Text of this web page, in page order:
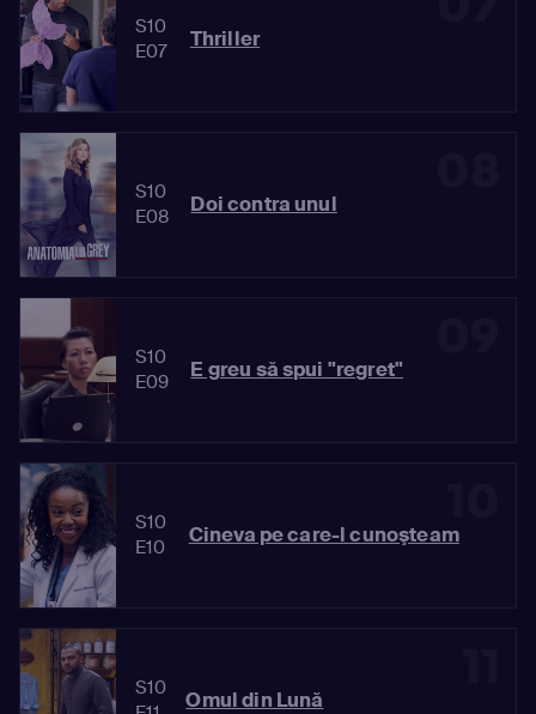
S10
E07
Thriller
S10
E08
Doi contra unul
S10
E09
E greu să spui "regret"
S10
E10
Cineva pe care-l cunoşteam
S10
Omul din Lună